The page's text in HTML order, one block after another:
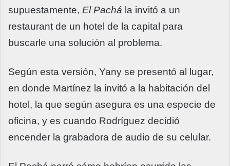
supuestamente, El Pachá la invitó a un
restaurant de un hotel de la capital para
buscarle una solución al problema.
Según esta versión, Yany se presentó al lugar,
en donde Martínez la invitó a la habitación del
hotel, la que según asegura es una especie de
oficina, y es cuando Rodríguez decidió
encender la grabadora de audio de su celular.